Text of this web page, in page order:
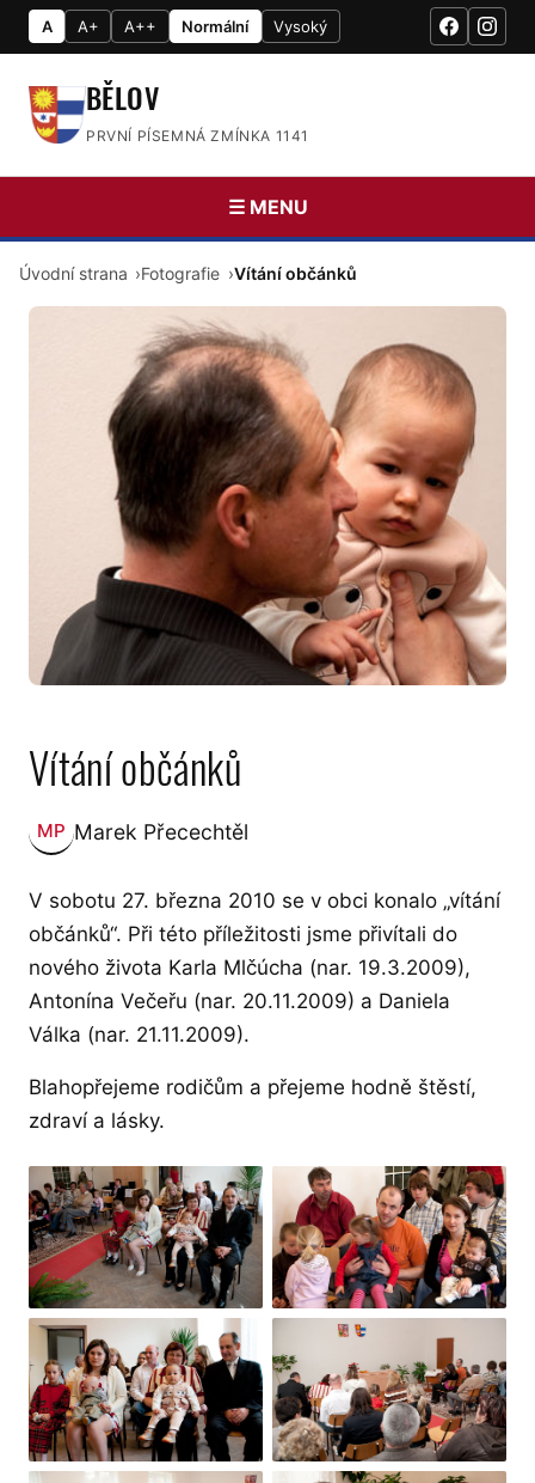
A A+ A++ Normální Vysoký
BĚLOV
PRVNÍ PÍSEMNÁ ZMÍNKA 1141
☰ MENU
Úvodní strana Fotografie Vítání občánků
Vítání občánků
MP Zveřejnil:
Marek Přecechtěl
V sobotu 27. března 2010 se v obci konalo „vítání
občánků“. Při této příležitosti jsme přivítali do
nového života Karla Mlčúcha (nar. 19.3.2009),
Antonína Večeřu (nar. 20.11.2009) a Daniela
Válka (nar. 21.11.2009).
Blahopřejeme rodičům a přejeme hodně štěstí,
zdraví a lásky.